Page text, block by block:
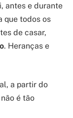
antes e durante
que todos os
de casar,
. Heranças e
a partir do
é tão